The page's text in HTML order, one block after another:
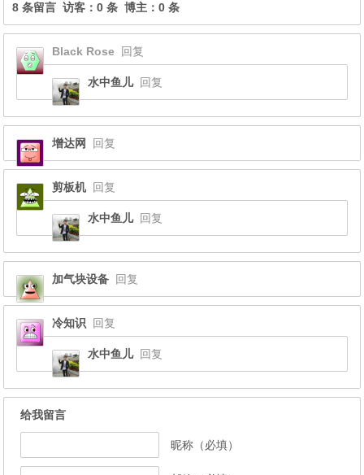
8 条留言 访客：0 条 博主：0 条
Black Rose 回复
水中鱼儿 回复
增达网 回复
剪板机 回复
水中鱼儿 回复
加气块设备 回复
冷知识 回复
水中鱼儿 回复
给我留言
昵称（必填）